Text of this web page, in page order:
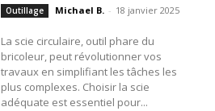
Outillage Michael B. - 18 janvier 2025
La scie circulaire, outil phare du
bricoleur, peut révolutionner vos
travaux en simplifiant les tâches les
plus complexes. Choisir la scie
adéquate est essentiel pour...